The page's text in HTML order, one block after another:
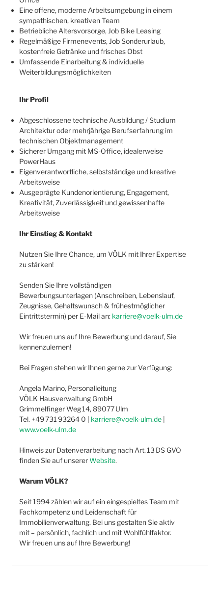
Eine offene, moderne Arbeitsumgebung in einem
sympathischen, kreativen Team
Betriebliche Altersvorsorge, Job Bike Leasing
Regelmäßige Firmenevents, Job Sonderurlaub,
kostenfreie Getränke und frisches Obst
Umfassende Einarbeitung & individuelle
Weiterbildungsmöglichkeiten
Ihr Profil
Abgeschlossene technische Ausbildung / Studium
Architektur oder mehrjährige Berufserfahrung im
technischen Objektmanagement
Sicherer Umgang mit MS-Office, idealerweise
PowerHaus
Eigenverantwortliche, selbstständige und kreative
Arbeitsweise
Ausgeprägte Kundenorientierung, Engagement,
Kreativität, Zuverlässigkeit und gewissenhafte
Arbeitsweise
Ihr Einstieg & Kontakt
Nutzen Sie Ihre Chance, um VÖLK mit Ihrer Expertise
zu stärken!
Senden Sie Ihre vollständigen
Bewerbungsunterlagen (Anschreiben, Lebenslauf,
Zeugnisse, Gehaltswunsch & frühestmöglicher
Eintrittstermin) per E-Mail an: karriere@voelk-ulm.de
Wir freuen uns auf Ihre Bewerbung und darauf, Sie
kennenzulernen!
Bei Fragen stehen wir Ihnen gerne zur Verfügung:
Angela Marino, Personalleitung
VÖLK Hausverwaltung GmbH
Grimmelfinger Weg 14, 89077 Ulm
Tel. +49 731 93264 0 | karriere@voelk-ulm.de
www.voelk-ulm.de
Hinweis zur Datenverarbeitung nach Art. 13 DS GVO
finden Sie auf unsererWebsite.
Warum VÖLK?
Seit 1994 zählen wir auf ein eingespieltes Team mit
Fachkompetenz und Leidenschaft für
Immobilienverwaltung. Bei uns gestalten Sie aktiv
mit – persönlich, fachlich und mit Wohlfühlfaktor.
Wir freuen uns auf Ihre Bewerbung!